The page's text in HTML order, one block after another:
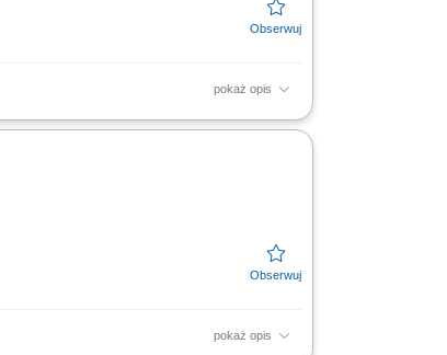
pokaż opis
z drewna. Obsługa maszyn
pokaż opis